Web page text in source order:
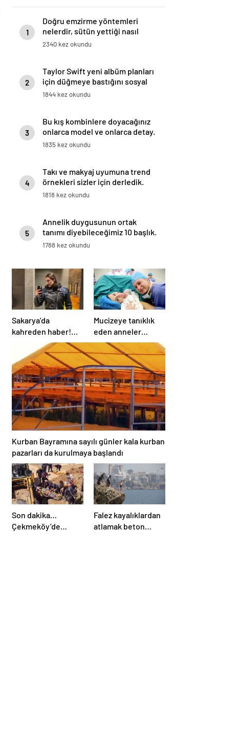
1
Doğru emzirme yöntemleri
nelerdir, sütün yettiği nasıl
anlaşılır?
2340 kez okundu
2
Taylor Swift yeni albüm planları
için düğmeye bastığını sosyal
medyadan duyurdu!
1844 kez okundu
3
Bu kış kombinlere doyacağınız
onlarca model ve onlarca detay.
1835 kez okundu
4
Takı ve makyaj uyumuna trend
örnekleri sizler için derledik.
1818 kez okundu
5
Annelik duygusunun ortak
tanımı diyebileceğimiz 10 başlık.
1788 kez okundu
Sakarya’da
kahreden haber!
Otomobille çarpışan
motosikletin
sürücüsü Salih
öldü!
Mucizeye tanıklık
eden anneler
anlattı! Rahmi
alınacakken bebek
sahibi oldu!
Kurban Bayramına sayılı günler kala kurban
pazarları da kurulmaya başlandı
Son dakika…
Çekmeköy’de
Falez kayalıklardan
atlamak beton